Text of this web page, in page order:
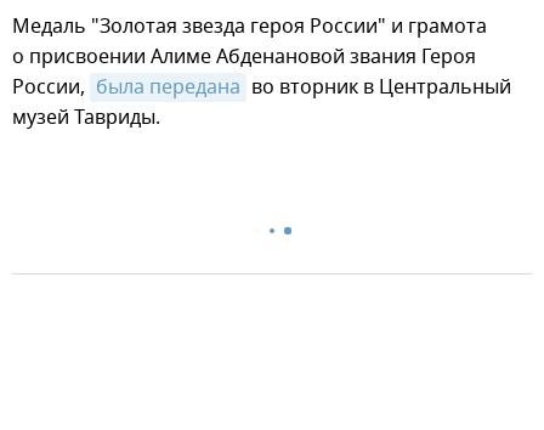
Медаль "Золотая звезда героя России" и грамота
о присвоении Алиме Абденановой звания Героя
России, была передана во вторник в Центральный
музей Тавриды.